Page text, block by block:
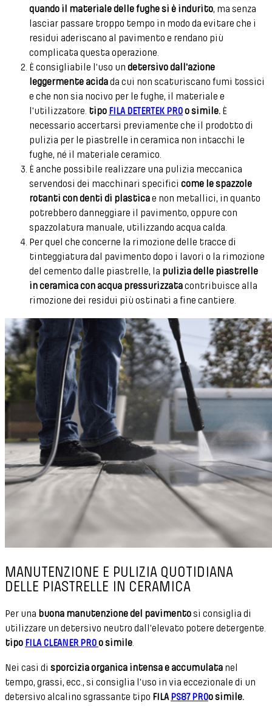
quando il materiale delle fughe si è indurito, ma senza
lasciar passare troppo tempo in modo da evitare che i
residui aderiscano al pavimento e rendano più
complicata questa operazione.
È consigliabile l'uso un detersivo dall'azione
leggermente acidada cui non scaturiscano fumi tossici
e che non sia nocivo per le fughe, il materiale e
l'utilizzatore. tipo FILA DETERTEK PROo simile. È
necessario accertarsi previamente che il prodotto di
pulizia per le piastrelle in ceramica non intacchi le
fughe, né il materiale ceramico.
È anche possibile realizzare una pulizia meccanica
servendosi dei macchinari specifici come le spazzole
rotanti con denti di plasticae non metallici, in quanto
potrebbero danneggiare il pavimento, oppure con
spazzolatura manuale, utilizzando acqua calda.
Per quel che concerne la rimozione delle tracce di
tinteggiatura dal pavimento dopo i lavori o la rimozione
del cemento dalle piastrelle, la pulizia delle piastrelle
in ceramica con acqua pressurizzatacontribuisce alla
rimozione dei residui più ostinati a fine cantiere.
MANUTENZIONE E PULIZIA QUOTIDIANA
DELLE PIASTRELLE IN CERAMICA
Per una buona manutenzione del pavimentosi consiglia di
utilizzare un detersivo neutro dall'elevato potere detergente.
tipo FILA CLEANER PROo simile
Nei casi di sporcizia organica intensa e accumulata nel
tempo, grassi, ecc., si consiglia l'uso in via eccezionale di un
detersivo alcalino sgrassante tipo FILA PS87 PROo simile.